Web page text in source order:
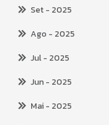
Set- 2025
Ago - 2025
Jul- 2025
Jun- 2025
Mai- 2025